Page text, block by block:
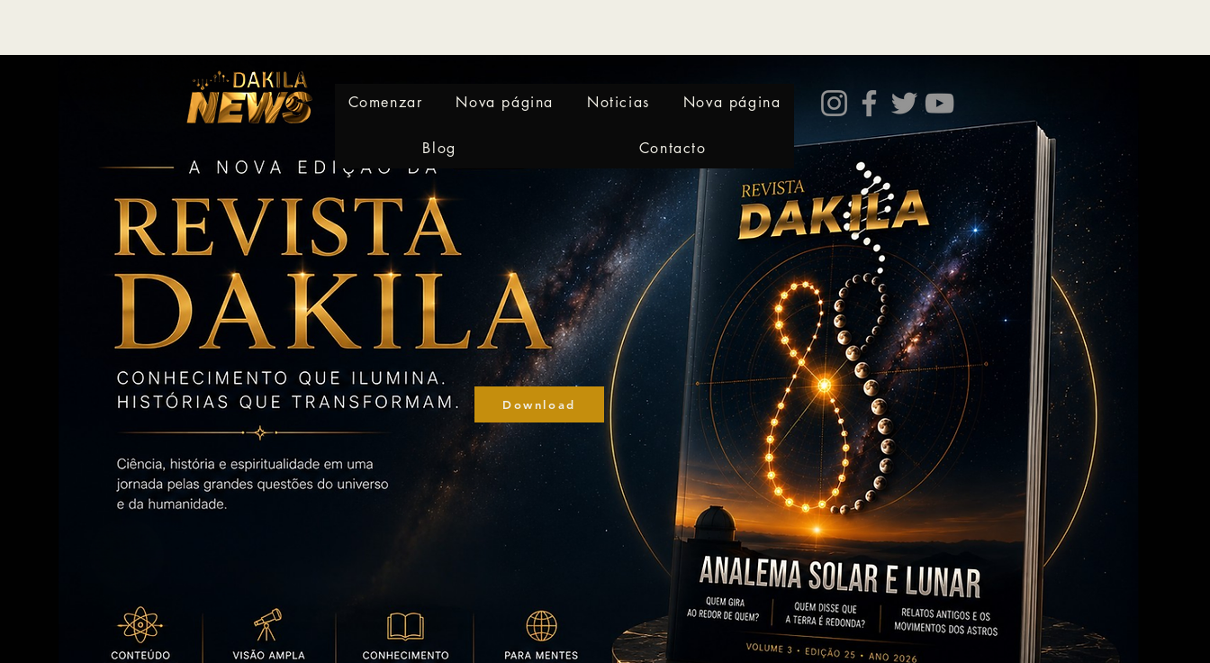
Comenzar Nova página Noticias Nova página
Blog Contacto
Download